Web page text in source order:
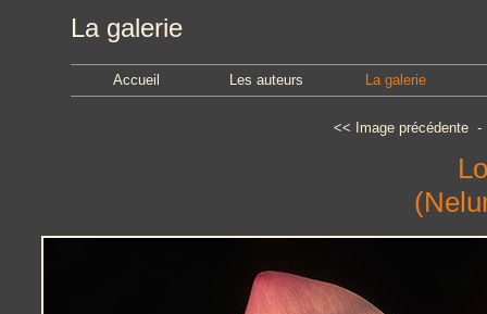
La galerie
Accueil Les auteurs La galerie
<< Image précédente